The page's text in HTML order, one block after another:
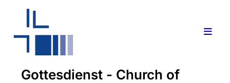
Gottesdienst - Church of